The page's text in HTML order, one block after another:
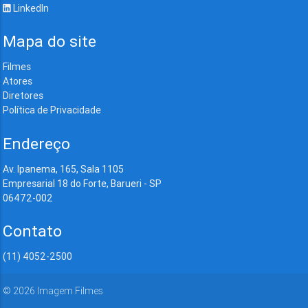
LinkedIn
Mapa do site
Filmes
Atores
Diretores
Política de Privacidade
Endereço
Av. Ipanema, 165, Sala 1105
Empresarial 18 do Forte, Barueri - SP
06472-002
Contato
(11) 4052-2500
© 2026 Imagem Filmes